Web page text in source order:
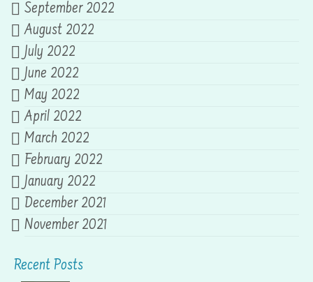
September 2022
August 2022
July 2022
June 2022
May 2022
April 2022
March 2022
February 2022
January 2022
December 2021
November 2021
Recent Posts